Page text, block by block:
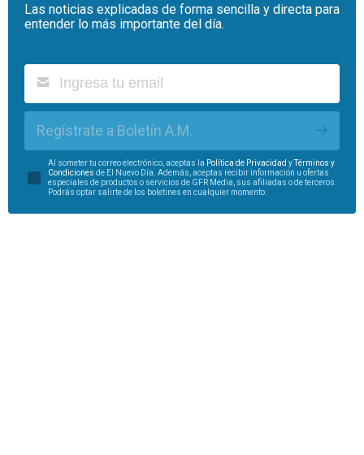
Las noticias explicadas de forma sencilla y directa para
entender lo más importante del día.
Regístrate a Boletín A.M.
Al someter tu correo electrónico, aceptas la Política de Privacidad yTérminos y
Condiciones de El Nuevo Día. Además, aceptas recibir información u ofertas
especiales de productos o servicios de GFR Media, sus afiliadas o de terceros.
Podrás optar salirte de los boletines en cualquier momento.